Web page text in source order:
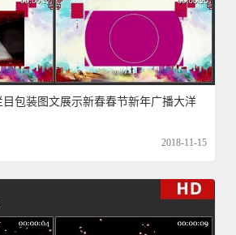
目包装图文展示新春春节新年广播大洋
2018-11-15